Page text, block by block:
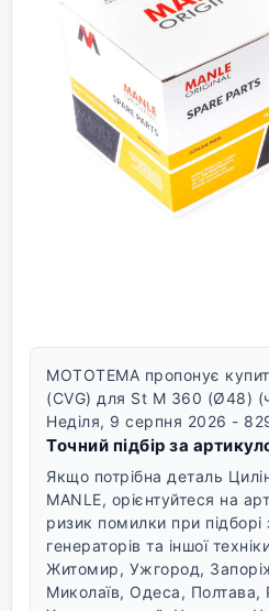
MOTOTEMA пропонує
(CVG) для St M 360 (Ø48)
Неділя, 9 серпня 2026 -
Точний підбір за
Якщо потрібна деталь
MANLE, орієнтуйтеся на
ризик помилки при підборі
генераторів та іншої
Житомир, Ужгород,
Миколаїв, Одеса, Полтава,